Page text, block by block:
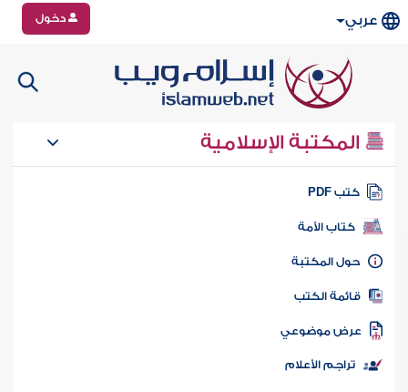
عربي دخول
المكتبة الإسلامية
كتب PDF
كتاب الأمة
المكتبة
الكتب
موضوعي